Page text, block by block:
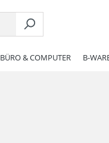
BÜRO & COMPUTER B-